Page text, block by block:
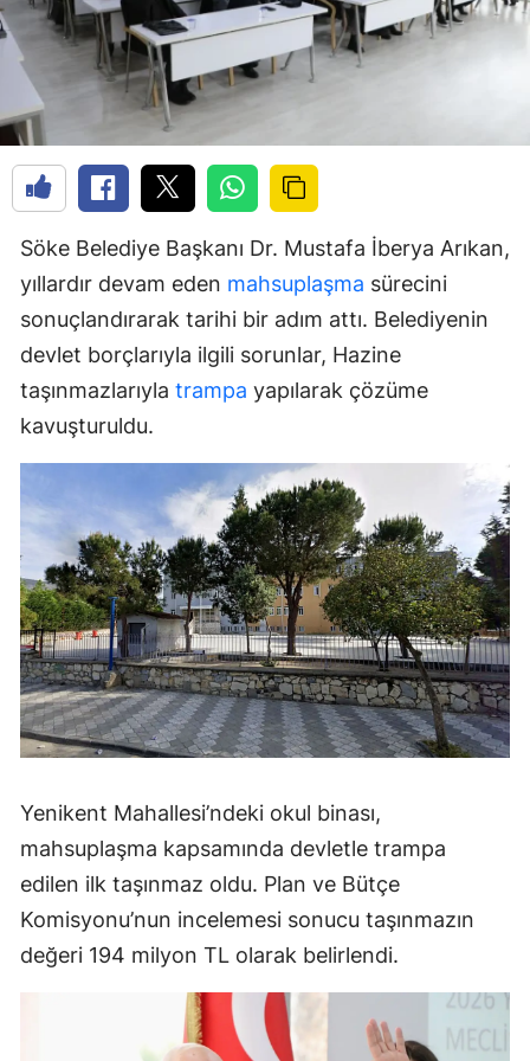
Söke Belediye Başkanı Dr. Mustafa İberya Arıkan,
yıllardır devam eden mahsuplaşma sürecini
sonuçlandırarak tarihi bir adım attı. Belediyenin
devlet borçlarıyla ilgili sorunlar, Hazine
taşınmazlarıyla trampa yapılarak çözüme
kavuşturuldu.
Yenikent Mahallesi’ndeki okul binası,
mahsuplaşma kapsamında devletle trampa
edilen ilk taşınmaz oldu. Plan ve Bütçe
Komisyonu’nun incelemesi sonucu taşınmazın
değeri 194 milyon TL olarak belirlendi.